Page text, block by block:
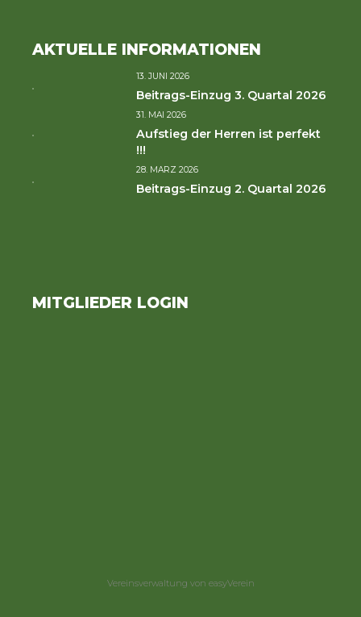
AKTUELLE INFORMATIONEN
13. JUNI 2026
Beitrags-Einzug 3. Quartal 2026
31. MAI 2026
Aufstieg der Herren ist perfekt
!!!
28. MÄRZ 2026
Beitrags-Einzug 2. Quartal 2026
MITGLIEDER LOGIN
Vereinsverwaltung von easyVerein